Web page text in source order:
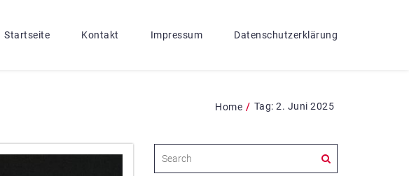
Startseite Kontakt Impressum Datenschutzerklärung
Home / Tag: 2. Juni 2025